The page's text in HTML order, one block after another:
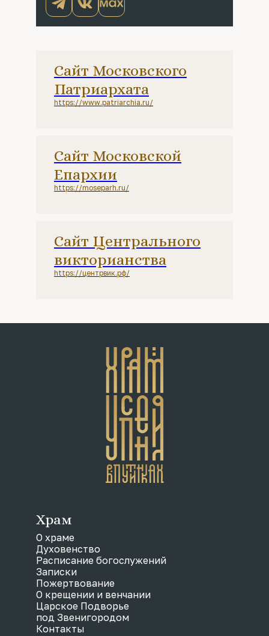
Сайт Центрального
викторианства
https://центрвик.рф/
Сайт Московской
Епархии
https://moseparh.ru/
Сайт Московского
Патриархата
https://www.patriarchia.ru/
Храм
О храме
Духовенство
Расписание богослужений
Записки
Пожертвование
О крещении и венчании
Царское Подворье
под Звенигородом
Контакты